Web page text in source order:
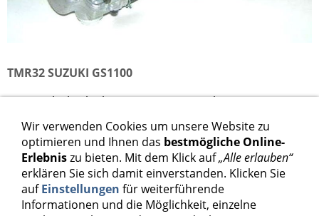
TMR32 SUZUKI GS1100
TMR32 Flachschiebervergaser Kit Suzuki GS1100
1.798,00 €
Inkl. 19 % USt. zzgl.Versand
In den Warenkorb
Wir verwenden Cookies um unsere Website zu
optimieren und Ihnen das bestmögliche Online-
Erlebniszu bieten. Mit dem Klick auf„Alle erlauben“
erklären Sie sich damit einverstanden. Klicken Sie
aufEinstellungen für weiterführende
Informationen und die Möglichkeit, einzelne